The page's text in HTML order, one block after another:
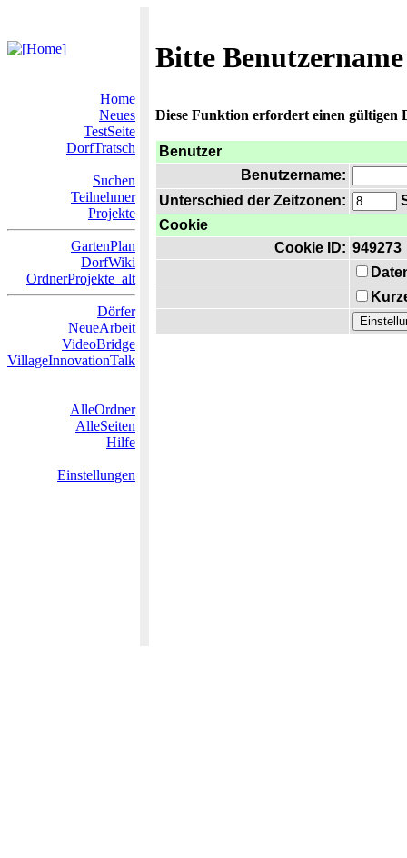
Bitte
Home
Neues
TestSeite
DorfTratsch
Suchen
Teilnehmer
Projekte
GartenPlan
DorfWiki
OrdnerProjekte_alt
Dörfer
NeueArbeit
VideoBridge
VillageInnovationTalk
AlleOrdner
AlleSeiten
Hilfe
Einstellungen
Diese Funktion erfordert einen gültigen
Benutzer
Benutzername:
Unterschied der Zeitzonen:
Cookie
Cookie ID: 949273